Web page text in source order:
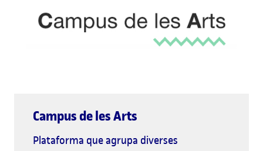
Campus de les Arts
Plataforma que agrupa diverses